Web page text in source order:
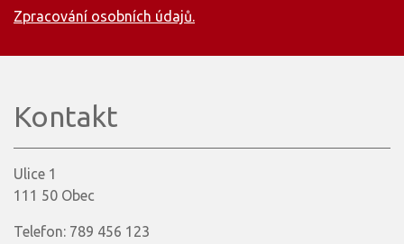
Zpracování osobních údajů.
Kontakt
Ulice 1
111 50 Obec
Telefon: 789 456 123